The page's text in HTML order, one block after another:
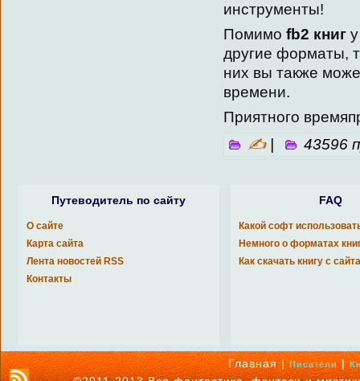
инструменты!
Помимо fb2 книг
другие форматы,
них вы также
времени.
Приятного
✍| 43596
Путеводитель по сайту
О сайте
Карта сайта
Лента новостей RSS
Контакты
FAQ
Какой софт
Немного о форматах
Как скачать книгу с
Главная |Писатели|